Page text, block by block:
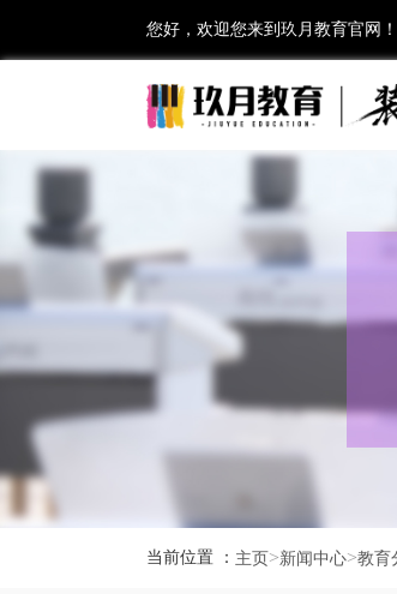
您好，欢迎您来到玖月教育官网！
当前位置 ： 主页>新闻中心>教育